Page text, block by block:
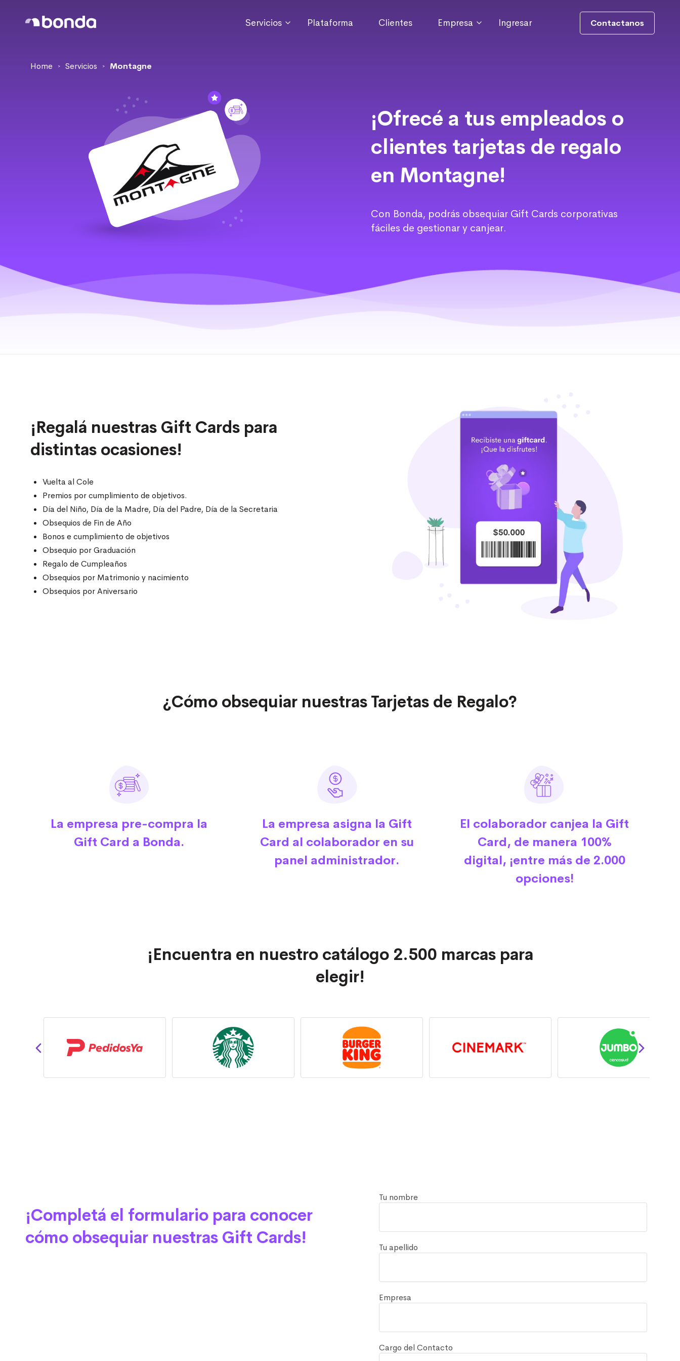
Servicios Plataforma Clientes Empresa Ingresar Contactanos
Home > Servicios > Montagne
¡Ofrecé a tus empleados o
clientes tarjetas de regalo
en Montagne!
Con Bonda, podrás obsequiar Gift Cards corporativas
fáciles de gestionar y canjear.
¡Regalá nuestras Gift Cards para
distintas ocasiones!
Vuelta al Cole
Premios por cumplimiento de objetivos.
Día del Niño, Día de la Madre, Día del Padre, Día de la Secretaria
Obsequios de Fin de Año
Bonos e cumplimiento de objetivos
Obsequio por Graduación
Regalo de Cumpleaños
Obsequios por Matrimonio y nacimiento
Obsequios por Aniversario
¿Cómo obsequiar nuestras Tarjetas de Regalo?
La empresa pre-compra la
Gift Card a Bonda.
La empresa asigna la Gift
Card al colaborador en su
panel administrador.
El colaborador canjea la Gift
Card, de manera 100%
digital, ¡entre más de 2.000
opciones!
¡Encuentra en nuestro catálogo 2.500 marcas para
elegir!
Tu nombre
Tu apellido
Empresa
Cargo del Contacto
¡Completá el formulario para conocer
cómo obsequiar nuestras Gift Cards!